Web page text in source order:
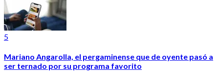
5
Mariano Angarolla, el pergaminense que de oyente pasó a
ser ternado por su programa favorito